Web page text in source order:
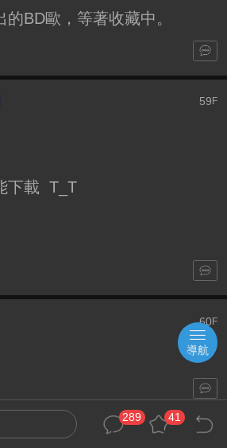
BD歐，等著收藏中。
59 F
下載 T_T
60F
289 41
導航